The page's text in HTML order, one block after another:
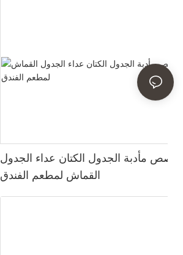
مأدبة الجدول الكتان عداء الجدول
القماش لمطعم الفندق